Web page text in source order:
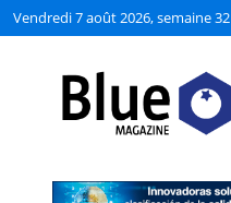
Vendredi 7 août 2026, semaine 32